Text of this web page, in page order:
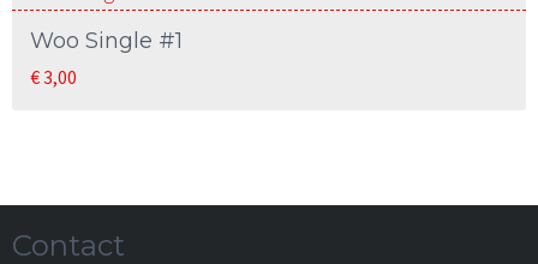
Woo Single #1
€3,00
Contact